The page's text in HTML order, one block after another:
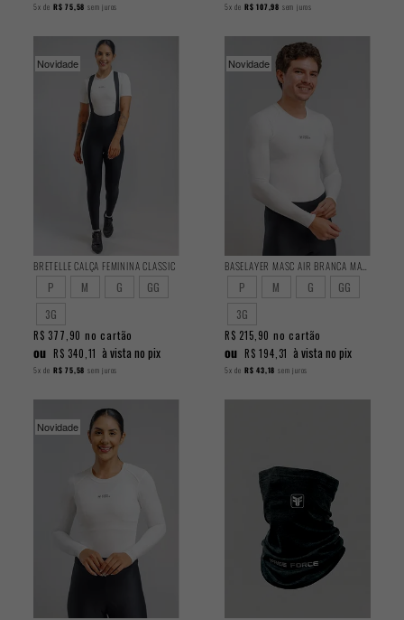
5x de R$ 75,58 sem juros 5x de R$ 107,98 sem juros
Novidade
BRETELLE CALÇA FEMININA CLASSIC
P M G
GG
3G
R$ 377,90 no cartão
ou R$ 340,11 à vista no pix
5x de R$ 75,58 sem juros
Novidade
P M G
GG
3G
R$ 215,90 no cartão
ou R$ 194,31 à vista no pix
5x de R$ 43,18 sem juros
Novidade